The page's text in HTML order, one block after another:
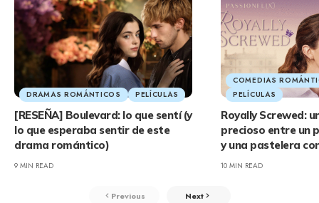
DRAMAS ROMÁNTICOS PELÍCULAS
[RESEÑA] Boulevard: lo que sentí (y
lo que esperaba sentir de este
drama romántico)
9 MIN READ
COMEDIAS
PELÍCULAS
Royally Screwed:
precioso entre un
y una pastelera
10 MIN READ
Previous Next